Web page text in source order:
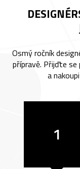
Osmý ročník
přípravě. Přijďte
a
1